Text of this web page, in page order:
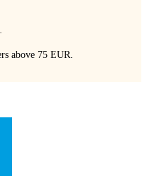
above 75 EUR.